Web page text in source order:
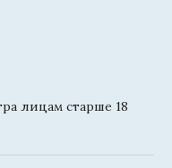
лицам старше 18